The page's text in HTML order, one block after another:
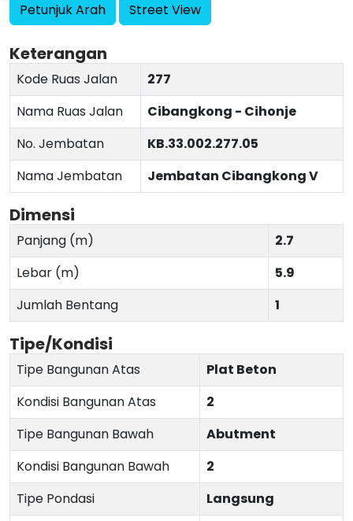
Petunjuk Arah Street View
Keterangan
Kode Ruas Jalan
277
Nama Ruas Jalan
Cibangkong - Cihonje
No. Jembatan
KB.33.002.277.05
Nama Jembatan
Jembatan Cibangkong V
Dimensi
Panjang (m)
2.7
Lebar (m)
5.9
Jumlah Bentang
1
Tipe/Kondisi
Tipe Bangunan Atas
Plat Beton
Kondisi Bangunan Atas
2
Tipe Bangunan Bawah
Abutment
Kondisi Bangunan Bawah
2
Tipe Pondasi
Langsung